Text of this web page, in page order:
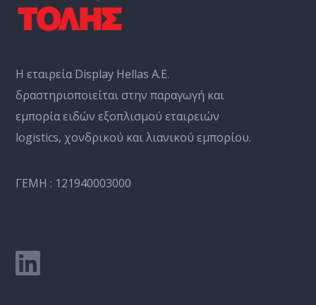
Η εταιρεία Display Hellas Α.Ε.
δραστηριοποιείται στην παραγωγή και
εμπορία ειδών εξοπλισμού εταιρειών
logistics, χονδρικού και λιανικού εμπορίου.
ΓΕΜΗ : 121940003000